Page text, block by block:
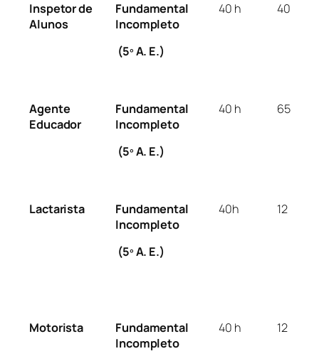
Inspetor de
Alunos
Fundamental
Incompleto
(5º A. E.)
40 h 40
Agente
Educador
Fundamental
Incompleto
(5º A. E.)
40 h 65
Lactarista
Fundamental
Incompleto
(5º A. E.)
40h 12
Motorista
Fundamental
Incompleto
40 h 12